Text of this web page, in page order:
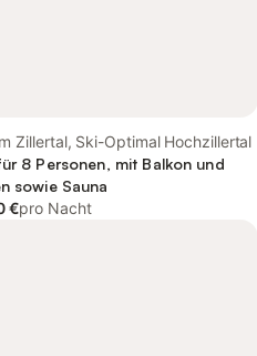
Zillertal, Ski-Optimal Hochzillertal
8 Personen, mit Balkon und
sowie Sauna
€pro Nacht